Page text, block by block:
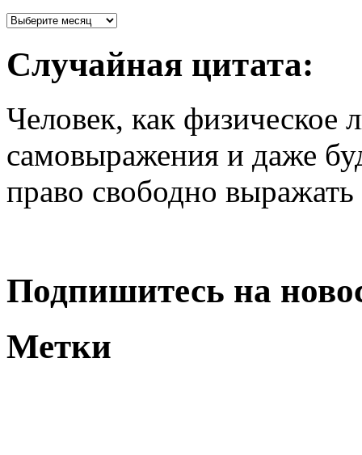
Случайная цитата:
Человек, как физическое
самовыражения и даже
право свободно выражать
Подпишитесь на
Метки